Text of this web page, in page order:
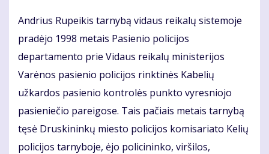
Andrius Rupeikis tarnybą vidaus reikalų sistemoje
pradėjo 1998 metais Pasienio policijos
departamento prie Vidaus reikalų ministerijos
Varėnos pasienio policijos rinktinės Kabelių
užkardos pasienio kontrolės punkto vyresniojo
pasieniečio pareigose. Tais pačiais metais tarnybą
tęsė Druskininkų miesto policijos komisariato Kelių
policijos tarnyboje, ėjo policininko, viršilos,